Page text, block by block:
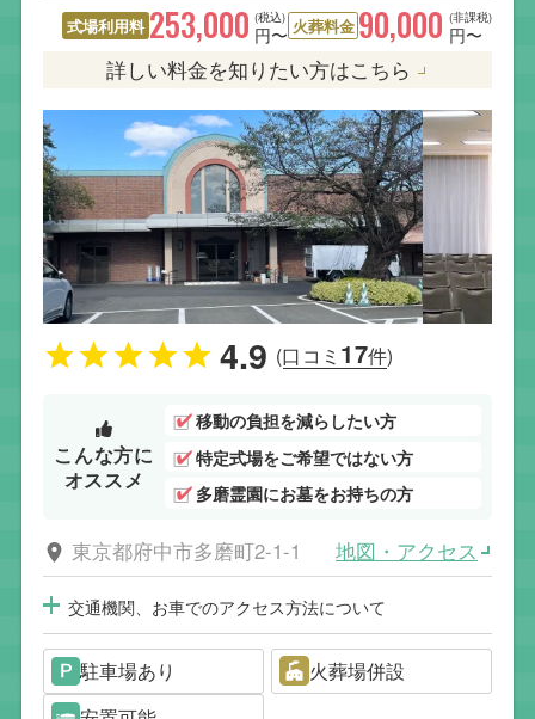
式場利用料 (税込)
253,000 円〜 火葬料金 (非課税)
90,000 円〜
詳しい料金を知りたい方はこちら
4.9 (口コミ 17件)
こんな方に
オススメ
移動の負担を減らしたい方
特定式場をご希望ではない方
多磨霊園にお墓をお持ちの方
東京都府中市多磨町2-1-1 地図・アクセス
交通機関、お車でのアクセス方法について
駐車場あり
火葬場併設